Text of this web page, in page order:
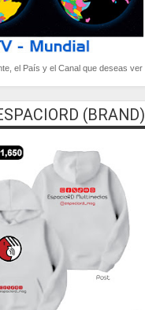
el País y el Canal que deseas ver
(BRAND)